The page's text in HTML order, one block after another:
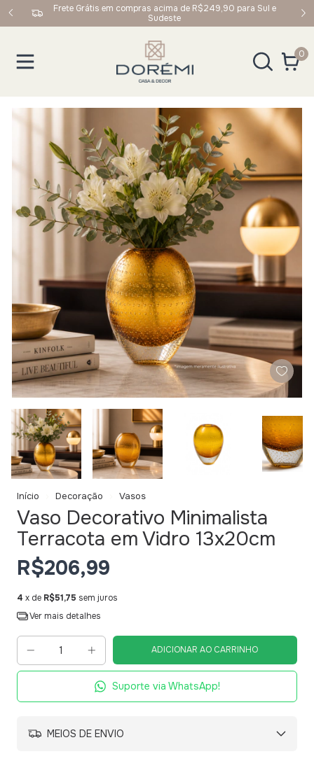
Frete Grátis em compras acima de R$249,90 para Sul e
Sudeste
0
Início Decoração Vasos
Vaso Decorativo Minimalista
Terracota em Vidro 13x20cm
R$206,99
4 x de R$51,75 sem juros
Ver mais detalhes
Suporte via WhatsApp!
MEIOS DE ENVIO